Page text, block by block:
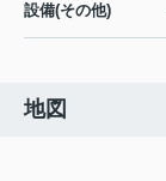
設備(その他)
地図